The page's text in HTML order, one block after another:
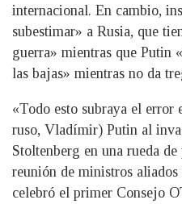
internacional. En cambio,
subestimar» a Rusia, que
guerra» mientras que Putin
las bajas» mientras no da
«Todo esto subraya el error
ruso, Vladímir) Putin al
Stoltenberg en una rueda
reunión de ministros
celebró el primer Consejo